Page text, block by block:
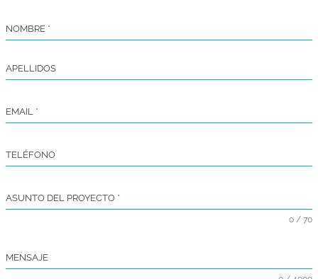
NOMBRE *
APELLIDOS
EMAIL *
TELÉFONO
ASUNTO DEL PROYECTO *
0 / 70
MENSAJE